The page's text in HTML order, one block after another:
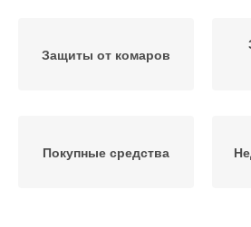
Защиты от комаров
Покупные средства